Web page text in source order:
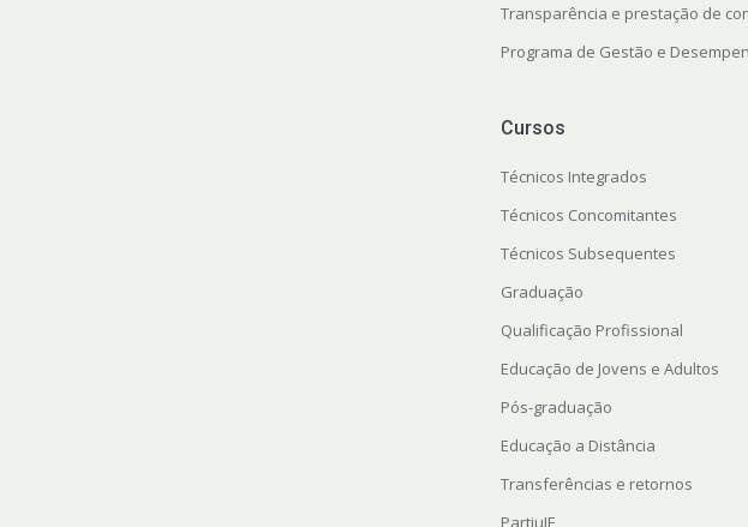
Transparência e prestação de
Programa de Gestão e
Cursos
Técnicos Integrados
Técnicos Concomitantes
Técnicos Subsequentes
Graduação
Qualificação Profissional
Educação de Jovens e Adultos
Pós-graduação
Educação a Distância
Transferências e retornos
PartiuIF